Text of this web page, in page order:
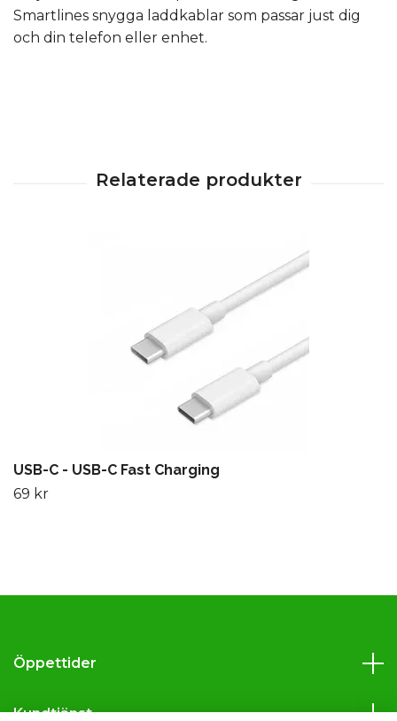
Smartlines snygga laddkablar som passar just dig
och din telefon eller enhet.
USB-C - USB-C Fast Charging
69 kr
Öppettider
Kundtjänst